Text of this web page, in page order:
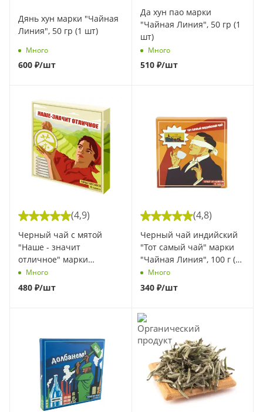
Дянь хун марки "Чайная
Линия", 50 гр (1 шт)
Много
600 ₽/шт
Да хун пао марки
"Чайная Линия", 50 гр (1
шт)
Много
510₽/шт
(4,9)
Черный чай с мятой
"Наше - значит
отличное" марки
"Чайная Линия", 100 г (1
шт)
Много
480 ₽/шт
(4,8)
Черный чай индийский
"Тот самый чай" марки
"Чайная Линия", 100 г (1
шт)Много
340₽/шт